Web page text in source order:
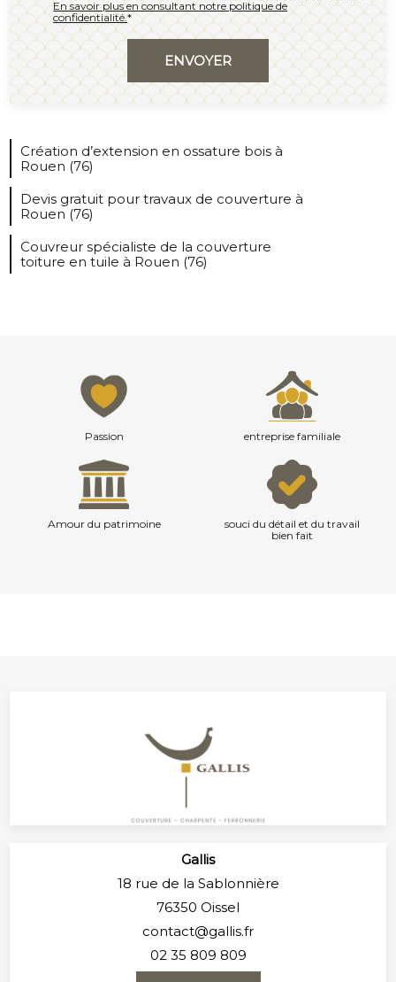
En savoir plus en consultant notre politique de
confidentialité.*
Création d’extension en ossature bois à
Rouen (76)
Devis gratuit pour travaux de couverture à
Rouen (76)
Couvreur spécialiste de la couverture
toiture en tuile à Rouen (76)
Passion entreprise familiale
Amour du patrimoine
souci du détail et du travail
bien fait
Gallis
18 rue de la Sablonnière
76350 Oissel
contact@gallis.fr
02 35 809 809